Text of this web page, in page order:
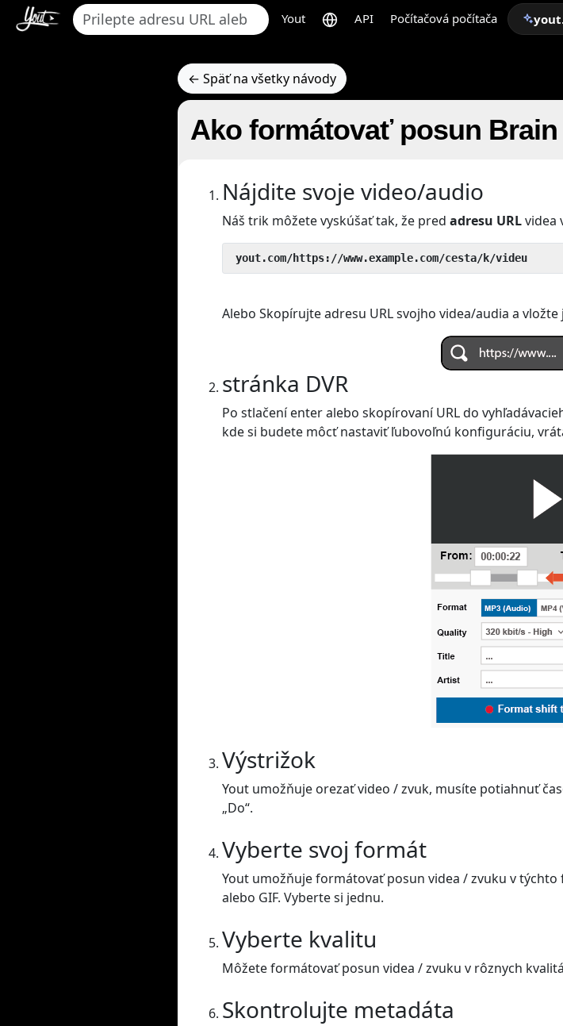
Yout API Počítačová počítača
← Späť na všetky návody
Ako formátovať posun Brain
Nájdite svoje video/audio
Náš trik môžete vyskúšať tak, že pred adresu URLvidea
yout.com/https://www.example.com/cesta/k/videu
Alebo Skopírujte adresu URL svojho videa/audia a
stránka DVR
Po stlačení enter alebo skopírovaní URL do
kde si budete môcť nastaviť ľubovoľnú konfiguráciu,
Výstrižok
Yout umožňuje orezať video / zvuk, musíte potiahnuť
„Do“.
Vyberte svoj formát
Yout umožňuje formátovať posun videa / zvuku v týchto
alebo GIF. Vyberte si jednu.
Vyberte kvalitu
Môžete formátovať posun videa / zvuku v rôznych
Skontrolujte metadáta